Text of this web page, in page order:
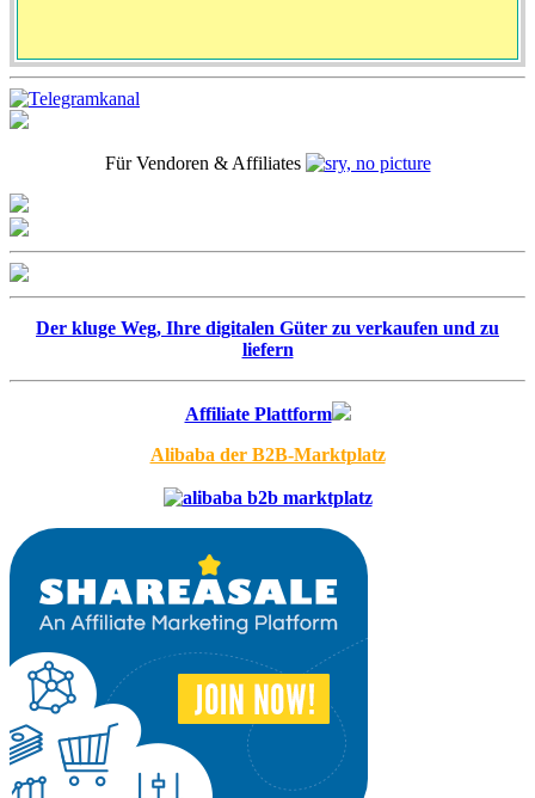
Für Vendoren & Affiliates
Der kluge Weg, Ihre digitalen Güter zu verkaufen und zu
liefern
Affiliate Plattform
Alibaba der B2B-Marktplatz